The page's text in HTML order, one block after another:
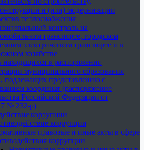
и (или) модернизации
теплоснабжения
контроль на
транспорте, городском
электрическом транспорте и в
хозяйстве
находящихся в распоряжении
муниципального образования
подлежащих представлению с
координат (распоряжение
Российской Федерации от
№ 232-р)
коррупции
коррупции
правовые и иные акты в сфере
коррупции